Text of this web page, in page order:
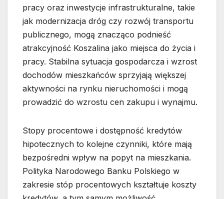
pracy oraz inwestycje infrastrukturalne, takie
jak modernizacja dróg czy rozwój transportu
publicznego, mogą znacząco podnieść
atrakcyjność Koszalina jako miejsca do życia i
pracy. Stabilna sytuacja gospodarcza i wzrost
dochodów mieszkańców sprzyjają większej
aktywności na rynku nieruchomości i mogą
prowadzić do wzrostu cen zakupu i wynajmu.
Stopy procentowe i dostępność kredytów
hipotecznych to kolejne czynniki, które mają
bezpośredni wpływ na popyt na mieszkania.
Polityka Narodowego Banku Polskiego w
zakresie stóp procentowych kształtuje koszty